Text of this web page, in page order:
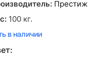
Престиж
100 кг.
в наличии